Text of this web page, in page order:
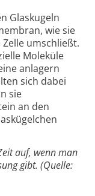
Glaskugeln
wie sie
umschließt.
Moleküle
anlagern
sich dabei
sie
an den
auf, wenn man
gibt. (Quelle: